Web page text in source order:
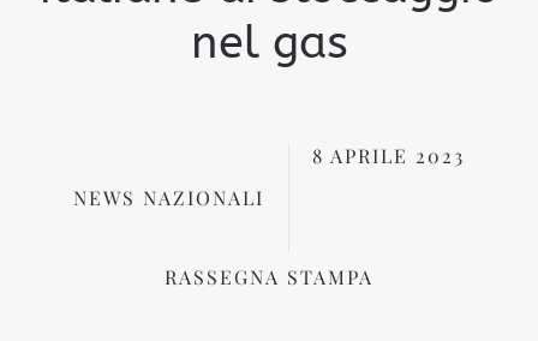
nel gas
NEWS NAZIONALI
8 APRILE 2023
RASSEGNA STAMPA